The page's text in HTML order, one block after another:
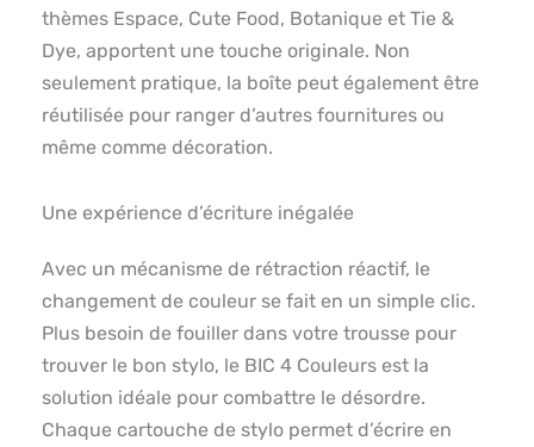
thèmes Espace, Cute Food, Botanique et Tie &
Dye, apportent une touche originale. Non
seulement pratique, la boîte peut également être
réutilisée pour ranger d’autres fournitures ou
même comme décoration.
Une expérience d’écriture inégalée
Avec un mécanisme de rétraction réactif, le
changement de couleur se fait en un simple clic.
Plus besoin de fouiller dans votre trousse pour
trouver le bon stylo, le BIC 4 Couleurs est la
solution idéale pour combattre le désordre.
Chaque cartouche de stylo permet d’écrire en